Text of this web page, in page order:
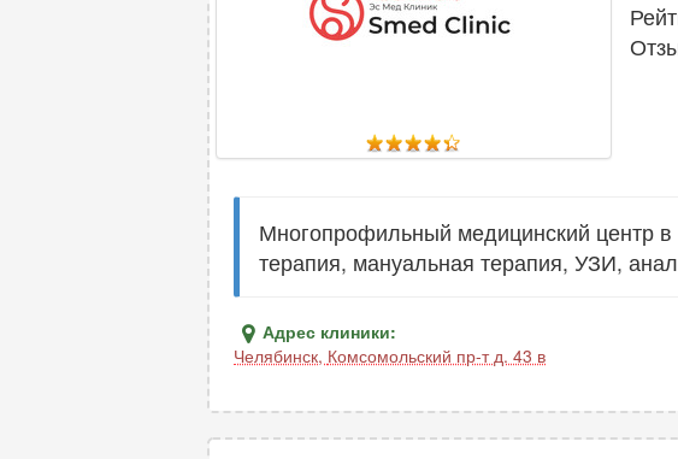
Многопрофильный медицинский центр в
терапия, мануальная терапия, УЗИ,
Адрес клиники:
Челябинск, Комсомольский пр-т д. 43 в